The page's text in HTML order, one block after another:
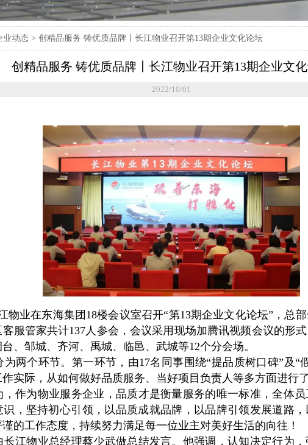
业动态> 创精品服务 铸优质品牌〡长江物业召开第13期企业文化论坛
创精品服务 铸优质品牌〡长江物业召开第13期企业文
2022/10/01
业在东海集团18楼会议室召开“第13期企业文化论坛”，总
服管家共计137人参会，会议采用现场加腾讯视频会议的形
、邹城、齐河、禹城、临邑、武城等12个分会场。
个环节。第一环节，由17名同事围绕“提品质树口碑”及“
实际，从如何做好品质服务、当好项目负责人等多方面进行
为物业服务企业，品质才是衡量服务的唯一标准，全体员
，坚持初心引领，以品质成就品牌，以品牌引领发展道路
的工作态度，持续努力满足每一位业主对美好生活的向往！
物业总经理蔡少武做总结发言。他强调，认知决定行为，